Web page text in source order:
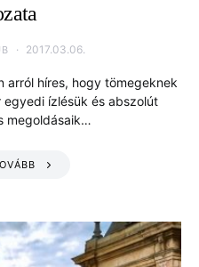
2017.03.06.
arról híres, hogy tömegeknek
ízlésük és abszolút
megoldásaik…